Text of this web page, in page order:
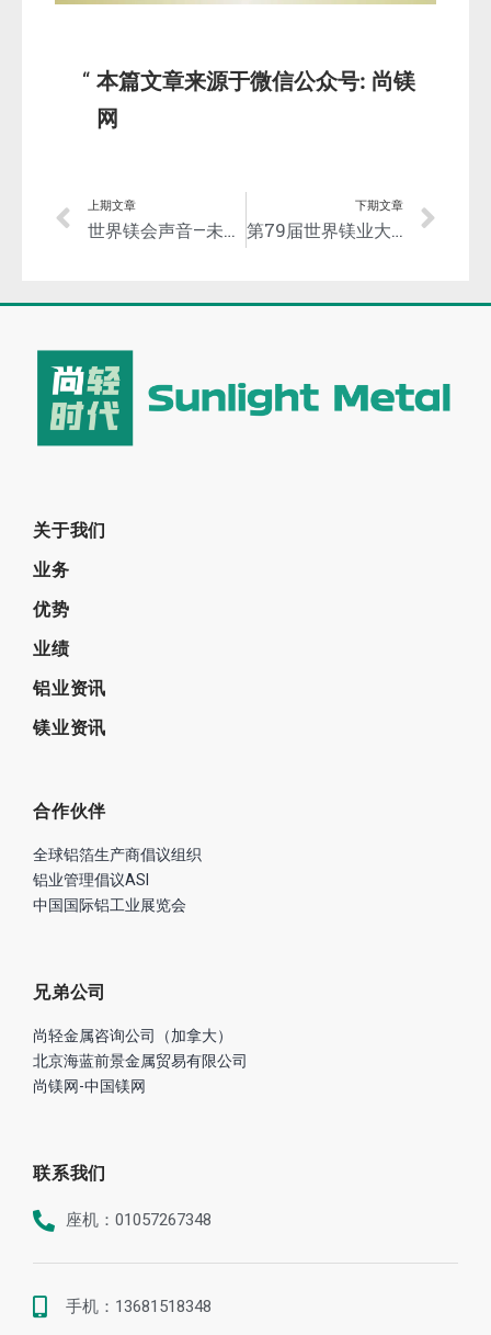
本篇文章来源于微信公众号: 尚镁
网
上期文章
世界镁会声音—未来10年全球镁产销量将保持增长！汽车镁合金将是主要增长点！
下期文章
第79届世界镁业大会召开！镁材料价值凸显，产业链面临更多挑战！亟待更多合作！
关于我们
业务
优势
业绩
铝业资讯
镁业资讯
合作伙伴
全球铝箔生产商倡议组织
铝业管理倡议ASI
中国国际铝工业展览会
兄弟公司
尚轻金属咨询公司（加拿大）
北京海蓝前景金属贸易有限公司
尚镁网-中国镁网
联系我们
座机：01057267348
手机：13681518348